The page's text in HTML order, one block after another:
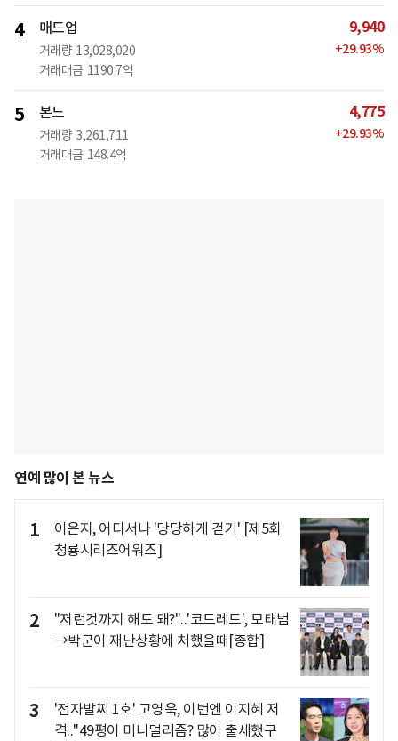
4 매드업
거래량 13,028,020
거래대금 1190.7억
9,940
+29.93%
5 본느
거래량 3,261,711
거래대금 148.4억
4,775
+29.93%
연예 많이 본 뉴스
1
이은지, 어디서나 '당당하게 걷기' [제5회
청룡시리즈어워즈]
2
"저런것까지 해도 돼?"..'코드레드', 모태범
→박군이 재난상황에 처했을때[종합]
3
'전자발찌 1호' 고영욱, 이번엔 이지혜 저
격.."49평이 미니멀리즘? 많이 출세했구